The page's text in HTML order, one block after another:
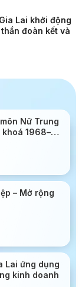
Lai khởi động
đoàn kết và
Nữ Trung
1968–
– Mở rộng
Lai ứng dụng
kinh doanh